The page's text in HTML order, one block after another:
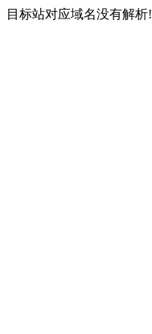
目标站对应域名没有解析!